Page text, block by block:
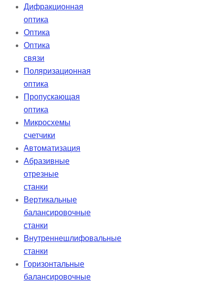
Дифракционная
оптика
Оптика
Оптика
связи
Поляризационная
оптика
Пропускающая
оптика
Микросхемы
счетчики
Автоматизация
Абразивные
отрезные
станки
Вертикальные
балансировочные
станки
Внутреннешлифовальные
станки
Горизонтальные
балансировочные